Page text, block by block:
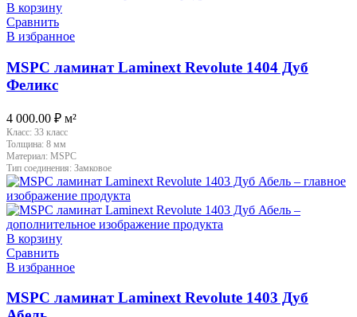
В корзину
Сравнить
В избранное
MSPC ламинат Laminext Revolute 1404 Дуб
Феликс
4 000.00 ₽ м²
Класс: 33 класс
Толщина: 8 мм
Материал: MSPC
Тип соединения: Замковое
В корзину
Сравнить
В избранное
MSPC ламинат Laminext Revolute 1403 Дуб